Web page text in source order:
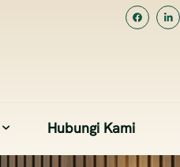
Hubungi Kami